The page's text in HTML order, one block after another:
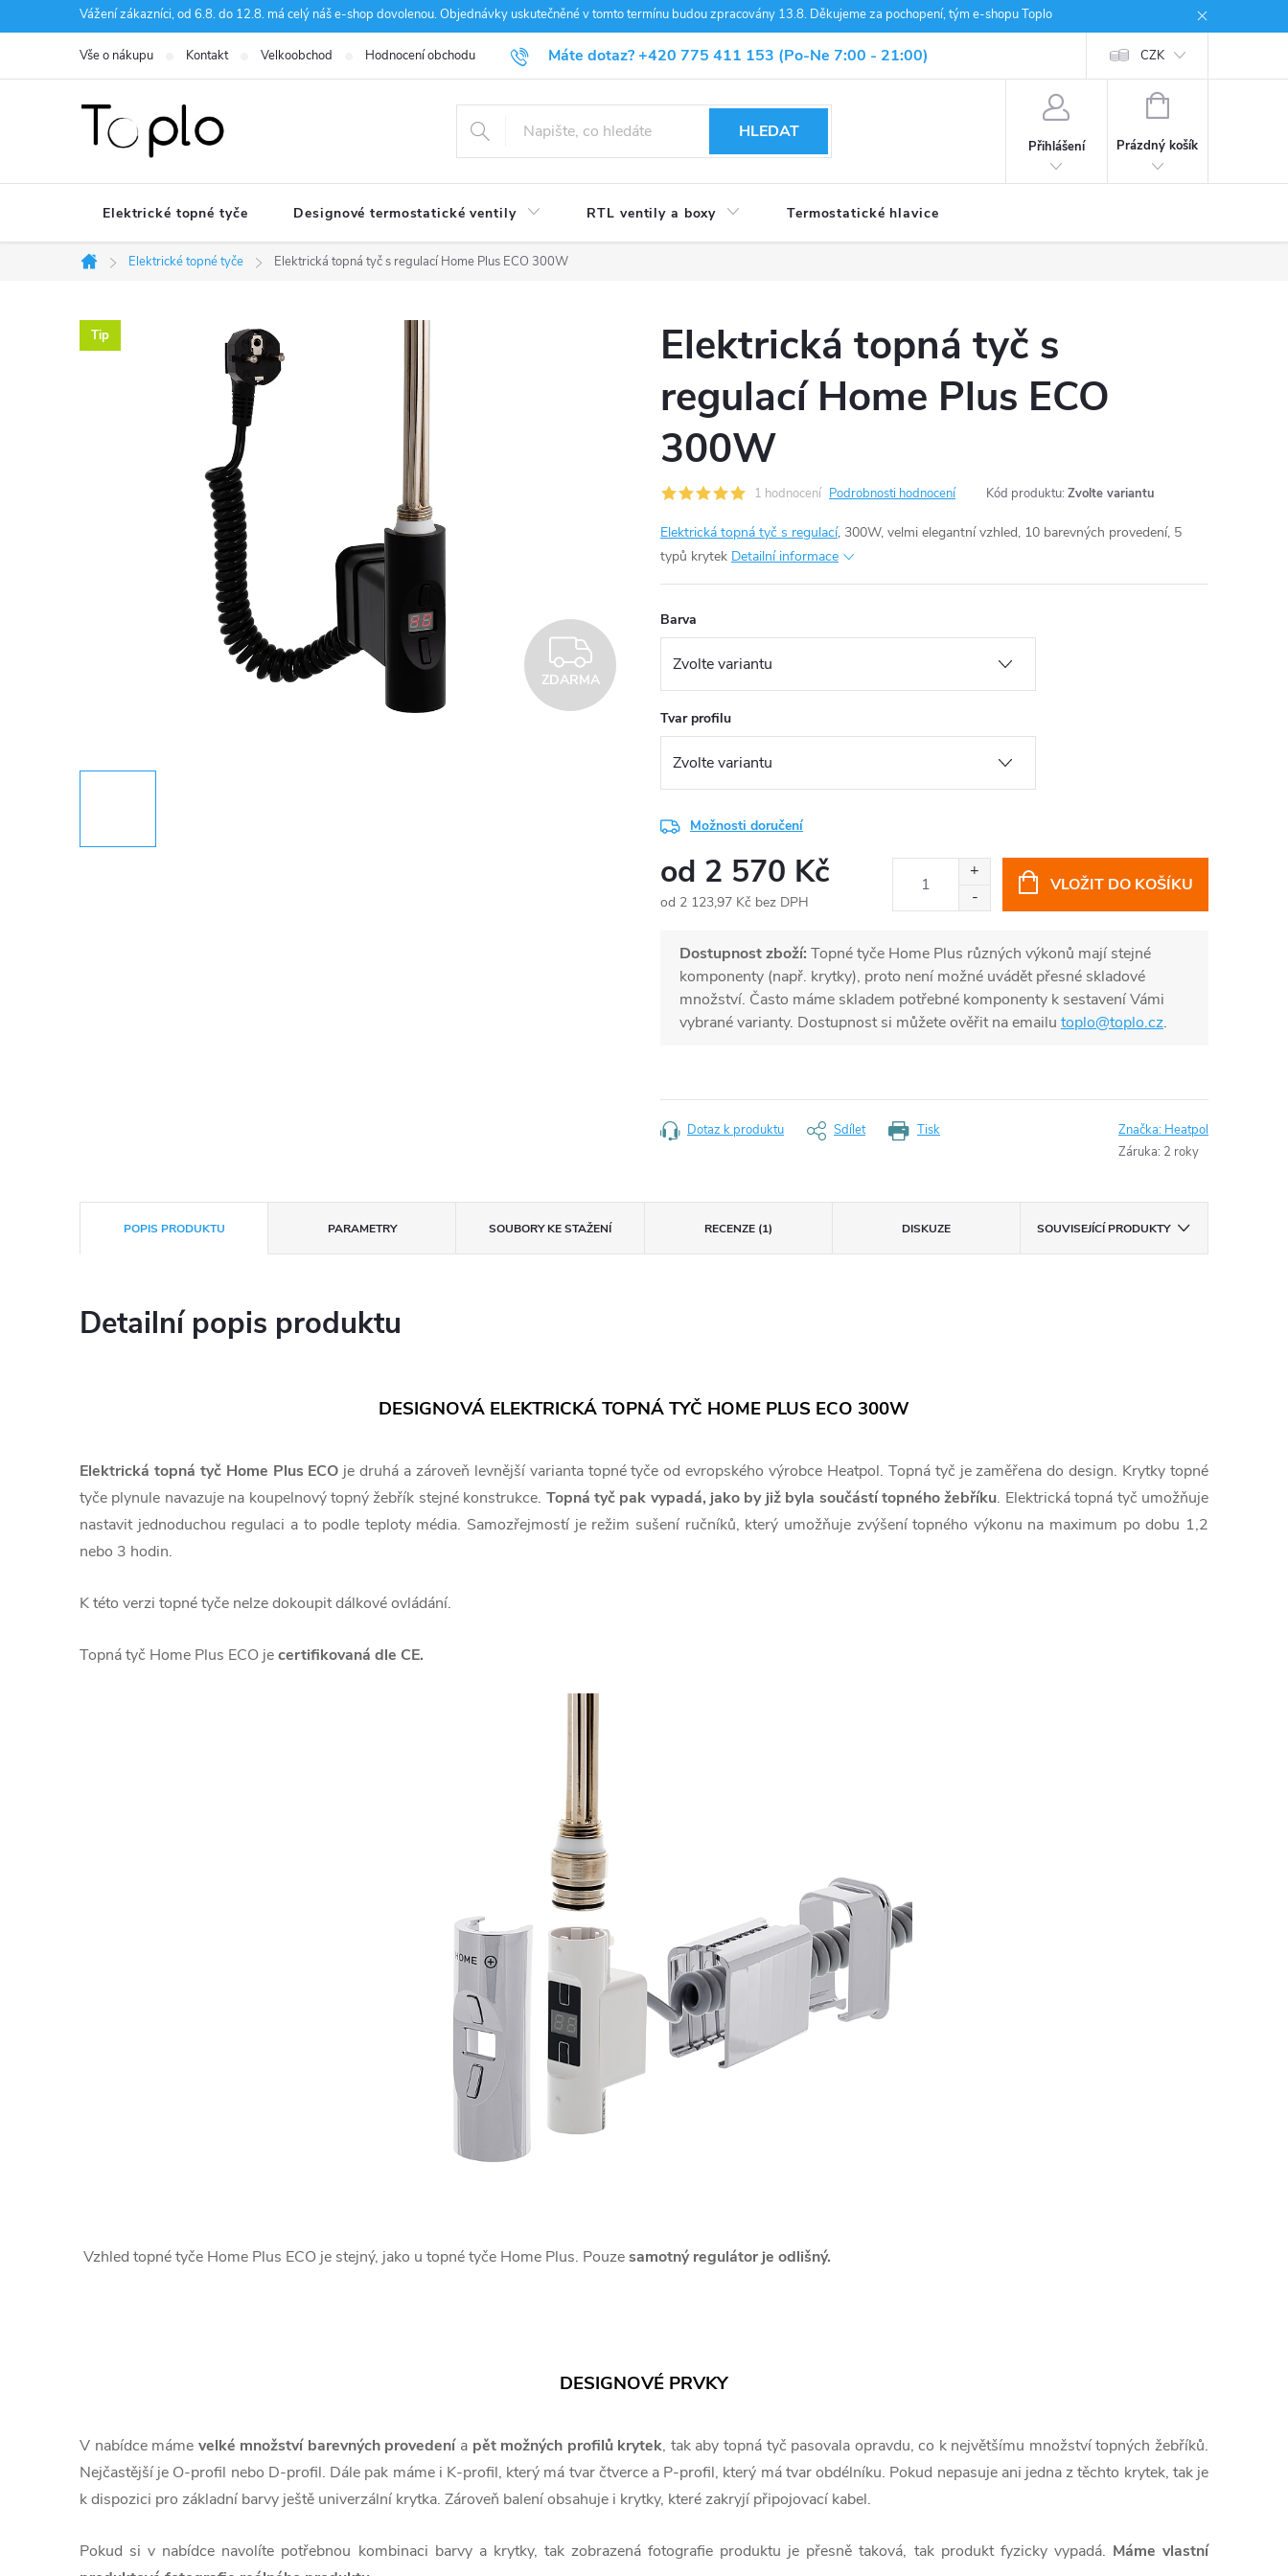
na
Vážení zákazníci, od 6.8. do 12.8. má celý náš e-shop dovolenou. Objednávky uskutečněné v tomto termínu budou zpracovány 13.8. Děkujeme za pochopení, tým e-shopu Toplo
Máte dotaz?+420 775 411 153 (Po-Ne 7:00 - 21:00)
Vše o nákupu Kontakt Velkoobchod Hodnocení obchodu Blog CZK
HLEDAT
Přihlášení
NÁKUPNÍ
Prázdný košík
Elektrické topné tyče Designové termostatické ventily RTL ventily a boxy Termostatické hlavice
Domů
Elektrické topné tyče Elektrická topná tyč s regulací Home Plus ECO 300W
Tip
ZDARMA
ZDARMA
Elektrická topná tyč s
regulací Home Plus ECO
300W
1 hodnocení Podrobnosti hodnocení Kód produktu: Zvolte variantu
Elektrická topná tyč s regulací, 300W, velmi elegantní vzhled, 10 barevných provedení, 5
typů krytek Detailní informace
Barva
Tvar profilu
Možnosti doručení
od 2 570 Kč
od 2 123,97 Kč bez DPH
cena:
VLOŽIT DO KOŠÍKU
Dostupnost zboží: Topné tyče Home Plus různých výkonů mají stejné
komponenty (např. krytky), proto není možné uvádět přesné skladové
množství. Často máme skladem potřebné komponenty k sestavení Vámi
vybrané varianty. Dostupnost si můžete ověřit na emailu toplo@toplo.cz.
Tisk
Dotaz k produktu Sdílet Značka: Heatpol
Záruka: 2 roky
POPIS PRODUKTU PARAMETRY SOUBORY KE STAŽENÍ RECENZE (1) DISKUZE SOUVISEJÍCÍ PRODUKTY
Detailní popis produktu
DESIGNOVÁ ELEKTRICKÁ TOPNÁ TYČ HOME PLUS ECO 300W
Elektrická topná tyč Home Plus ECO je druhá a zároveň levnější varianta topné tyče od evropského výrobce Heatpol. Topná tyč je zaměřena do design. Krytky topné
tyče plynule navazuje na koupelnový topný žebřík stejné konstrukce. Topná tyč pak vypadá, jako by již byla součástí topného žebříku. Elektrická topná tyč umožňuje
nastavit jednoduchou regulaci a to podle teploty média. Samozřejmostí je režim sušení ručníků, který umožňuje zvýšení topného výkonu na maximum po dobu 1,2
nebo 3 hodin.
K této verzi topné tyče nelze dokoupit dálkové ovládání.
Topná tyč Home Plus ECO jecertifikovaná dle CE.
Vzhled topné tyče Home Plus ECO je stejný, jako u topné tyče Home Plus. Pouzesamotný regulátor je odlišný.
DESIGNOVÉ PRVKY
V nabídce máme velké množství barevných provedenía pět možných profilů krytek, tak aby topná tyč pasovala opravdu, co k největšímu množství topných žebříků.
Nejčastější je O-profil nebo D-profil. Dále pak máme i K-profil, který má tvar čtverce a P-profil, který má tvar obdélníku. Pokud nepasuje ani jedna z těchto krytek, tak je
k dispozici pro základní barvy ještě univerzální krytka. Zároveň balení obsahuje i krytky, které zakryjí připojovací kabel.
Pokud si v nabídce navolíte potřebnou kombinaci barvy a krytky, tak zobrazená fotografie produktu je přesně taková, tak produkt fyzicky vypadá. Máme vlastní